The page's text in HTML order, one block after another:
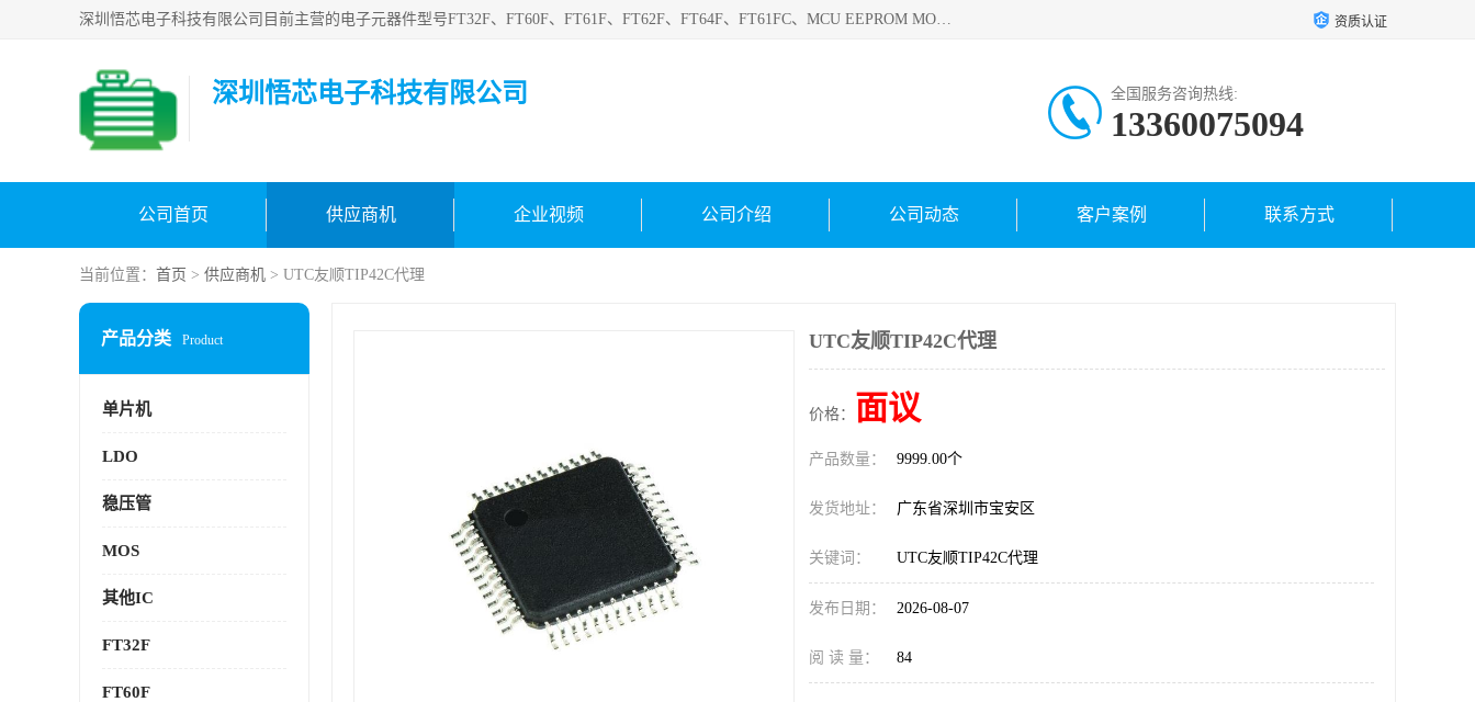
深圳悟芯电子科技有限公司目前主营的电子元器件型号FT32F、FT60F、FT61F、FT62F、FT64F、FT61FC、MCU EEPROM MOS LDO 稳压管 触摸IC DC-DC AC-DC 协议IC等，广泛应用于LED射灯、LED日光灯、等诸多领域。 资质认证
深圳悟芯电子科技有限公司 全国服务咨询热线:
13360075094
公司首页 供应商机 企业视频 公司介绍 公司动态 客户案例 联系方式
当前位置： 首页 > 供应商机 > UTC友顺TIP42C代理
产品分类 Product
单片机
LDO
稳压管
MOS
其他IC
FT32F
FT60F
UTC友顺TIP42C代理
价格： 面议
产品数量： 9999.00个
发货地址： 广东省深圳市宝安区
关键词： UTC友顺TIP42C代理
发布日期： 2026-08-07
阅 读 量： 84